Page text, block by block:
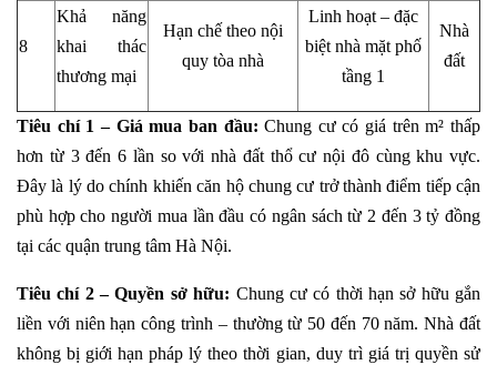
8
Khả năng
khai thác
thương mại
Hạn chế theo nội
quy tòa nhà
Linh hoạt – đặc
biệt nhà mặt phố
tầng 1
Nhà
đất
Tiêu chí 1 – Giá mua ban đầu: Chung cư có giá trên m² thấp
hơn từ 3 đến 6 lần so với nhà đất thổ cư nội đô cùng khu vực.
Đây là lý do chính khiến căn hộ chung cư trở thành điểm tiếp cận
phù hợp cho người mua lần đầu có ngân sách từ 2 đến 3 tỷ đồng
tại các quận trung tâm Hà Nội.
Tiêu chí 2 – Quyền sở hữu: Chung cư có thời hạn sở hữu gắn
liền với niên hạn công trình – thường từ 50 đến 70 năm. Nhà đất
không bị giới hạn pháp lý theo thời gian, duy trì giá trị quyền sử